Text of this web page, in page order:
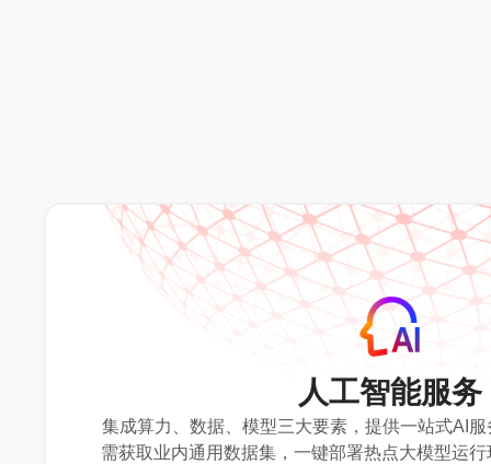
人工智能服务
集成算力、数据、模型三大要素，提供一站式AI
需获取业内通用数据集，一键部署热点大模型运